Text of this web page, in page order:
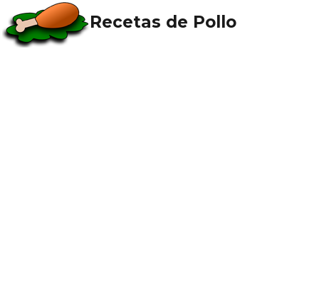
Recetas de Pollo